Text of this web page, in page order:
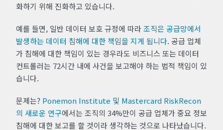
화하기 위해 진화하고 있습니다.
예를 들면, 일반 데이터 보호 규정에 따라조직은 공급망에서
발생하는 데이터 침해에 대한 책임을 지게 됩니다. 공급 업체
가 침해에 대한 책임이 있는 경우라도 비즈니스 또는 데이터
컨트롤러는 72시간 내에 사건을 보고해야 하는 법적 책임이 있
습니다.
문제는? Ponemon Institute 및 Mastercard RiskRecon
의 새로운 연구에서는 조직의 34%만이 공급 업체가 중요 정보
침해에 대한 보고를 할 것이라 생각하는 것으로 나타났습니다.